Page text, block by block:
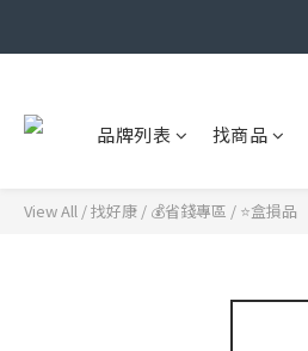
品牌列表 找商品
View All /找好康 / 💰省錢專區 / ⭐盒損品